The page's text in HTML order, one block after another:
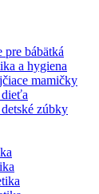
pre bábätká
a hygiena
mamičky
zúbky